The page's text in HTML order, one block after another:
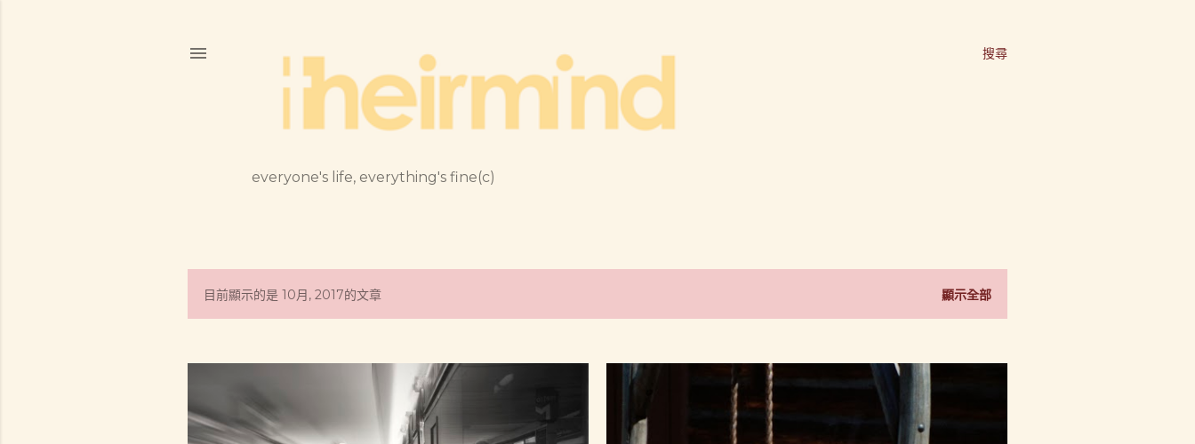
搜尋
everyone's life, everything's fine(c)
發
章
目前顯示的是 10月, 2017的文章 顯示全部